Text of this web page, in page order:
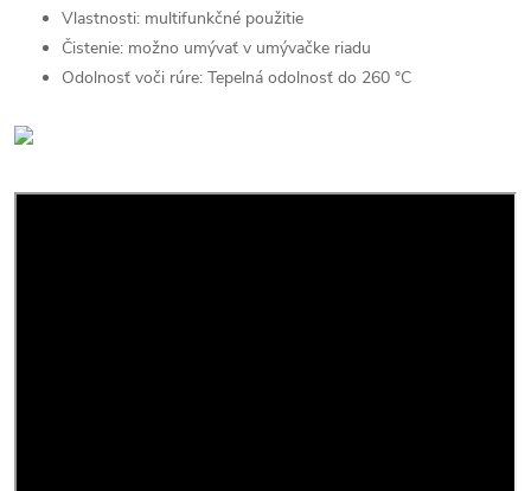
Vlastnosti: multifunkčné použitie
Čistenie: možno umývať v umývačke riadu
Odolnosť voči rúre: Tepelná odolnosť do 260 °C